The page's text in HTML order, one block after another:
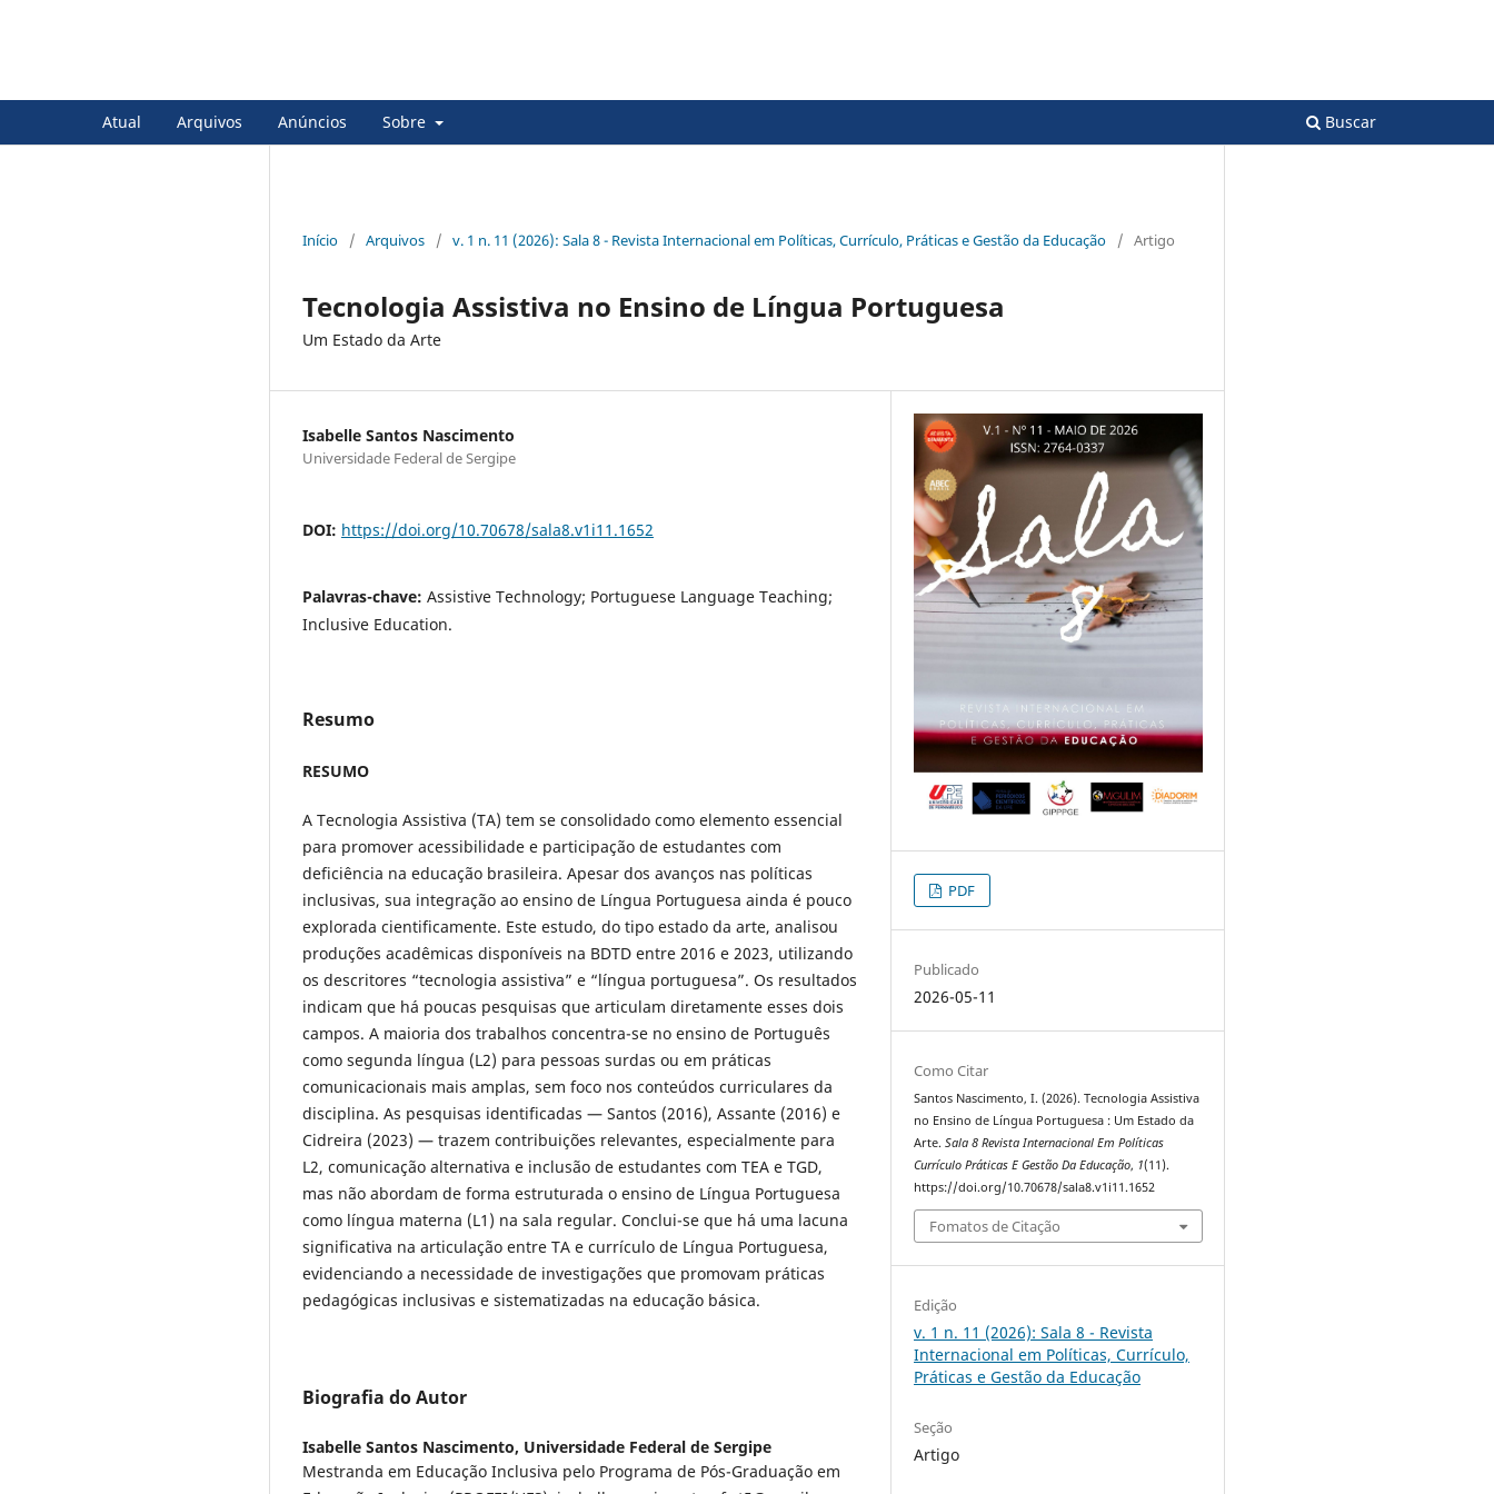
Atual Arquivos Anúncios Sobre Buscar
Início / Arquivos / v. 1 n. 11 (2026): Sala 8 - Revista Internacional em Políticas, Currículo, Práticas e Gestão da Educação / Artigo
Tecnologia Assistiva no Ensino de Língua Portuguesa
Um Estado da Arte
Isabelle Santos Nascimento
Universidade Federal de Sergipe
DOI: https://doi.org/10.70678/sala8.v1i11.1652
Palavras-chave: Assistive Technology; Portuguese Language Teaching;
Inclusive Education.
Resumo
RESUMO
A Tecnologia Assistiva (TA) tem se consolidado como elemento essencial
para promover acessibilidade e participação de estudantes com
deficiência na educação brasileira. Apesar dos avanços nas políticas
inclusivas, sua integração ao ensino de Língua Portuguesa ainda é pouco
explorada cientificamente. Este estudo, do tipo estado da arte, analisou
produções acadêmicas disponíveis na BDTD entre 2016 e 2023, utilizando
os descritores “tecnologia assistiva” e “língua portuguesa”. Os resultados
indicam que há poucas pesquisas que articulam diretamente esses dois
campos. A maioria dos trabalhos concentra-se no ensino de Português
como segunda língua (L2) para pessoas surdas ou em práticas
comunicacionais mais amplas, sem foco nos conteúdos curriculares da
disciplina. As pesquisas identificadas — Santos (2016), Assante (2016) e
Cidreira (2023) — trazem contribuições relevantes, especialmente para
L2, comunicação alternativa e inclusão de estudantes com TEA e TGD,
mas não abordam de forma estruturada o ensino de Língua Portuguesa
como língua materna (L1) na sala regular. Conclui-se que há uma lacuna
significativa na articulação entre TA e currículo de Língua Portuguesa,
evidenciando a necessidade de investigações que promovam práticas
pedagógicas inclusivas e sistematizadas na educação básica.
Biografia do Autor
Isabelle Santos Nascimento, Universidade Federal de Sergipe
Mestranda em Educação Inclusiva pelo Programa de Pós-Graduação em
PDF
Publicado
2026-05-11
Como Citar
Santos Nascimento, I. (2026). Tecnologia Assistiva
no Ensino de Língua Portuguesa : Um Estado da
Arte.Sala 8 Revista Internacional Em Políticas
Currículo Práticas E Gestão Da Educação, 1(11).
https://doi.org/10.70678/sala8.v1i11.1652
Fomatos de Citação
Edição
v. 1 n. 11 (2026): Sala 8 - Revista
Internacional em Políticas, Currículo,
Práticas e Gestão da Educação
Seção
Artigo